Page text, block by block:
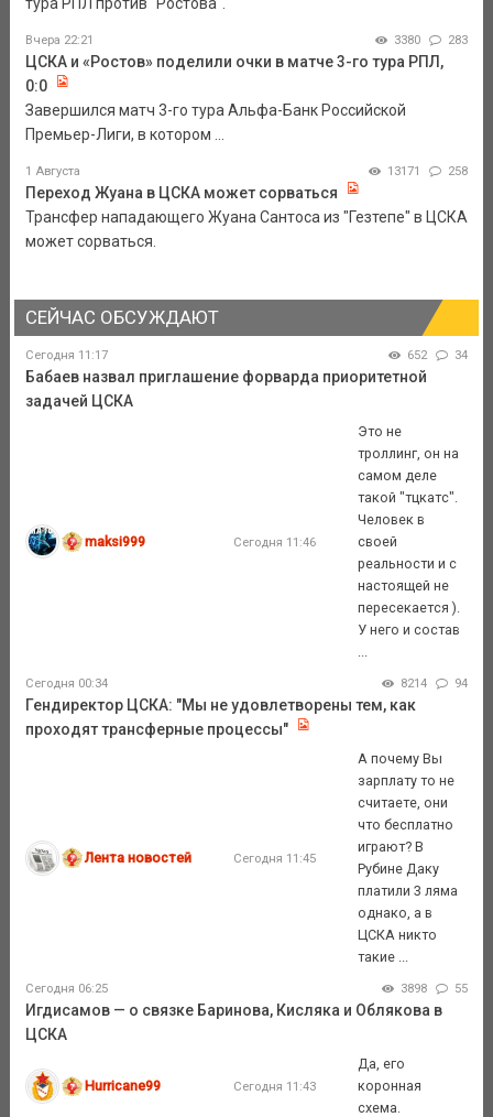
Вчера 22:21 3380 283
ЦСКА и «Ростов» поделили очки в матче 3-го тура РПЛ,
0:0
Завершился матч 3-го тура Альфа-Банк Российской
Премьер-Лиги, в котором ...
1 Августа 13171 258
Переход Жуана в ЦСКА может сорваться
Трансфер нападающего Жуана Сантоса из "Гезтепе" в ЦСКА
может сорваться.
СЕЙЧАС ОБСУЖДАЮТ
Сегодня 11:17 652 34
Бабаев назвал приглашение форварда приоритетной
задачей ЦСКА
maksi999 Сегодня 11:46
Это не
троллинг, он на
самом деле
такой "тцкатс".
Человек в
своей
реальности и с
настоящей не
пересекается ).
У него и состав
Сегодня 00:34 8214 94
Гендиректор ЦСКА: "Мы не удовлетворены тем, как
проходят трансферные процессы"
Лента новостей Сегодня 11:45
А почему Вы
зарплату то не
считаете, они
что бесплатно
играют? В
Рубине Даку
платили 3 ляма
однако, а в
ЦСКА никто
такие ...
Сегодня 06:25 3898 55
Игдисамов — о связке Баринова, Кисляка и Облякова в
ЦСКА
Hurricane99 Сегодня 11:43
Да, его
коронная
схема.